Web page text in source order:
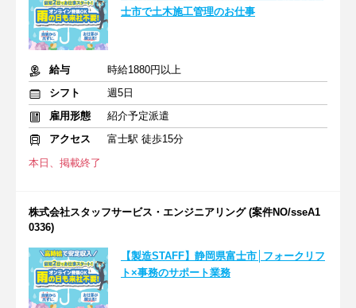
士市で土木施工管理のお仕事
給与
時給1880円以上
シフト
週5日
雇用形態
紹介予定派遣
アクセス
富士駅 徒歩15分
本日、掲載終了
株式会社スタッフサービス・エンジニアリング (案件NO/sseA1
0336)
【製造STAFF】静岡県富士市│フォークリフ
ト×事務のサポート業務